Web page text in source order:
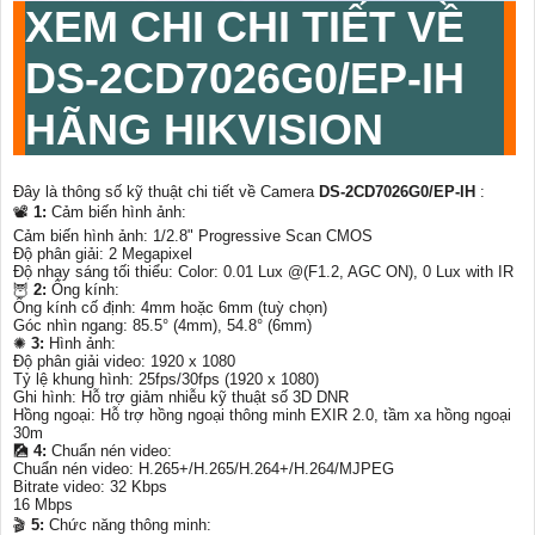
XEM CHI CHI TIẾT VỀ
DS-2CD7026G0/EP-IH
HÃNG HIKVISION
Đây là thông số kỹ thuật chi tiết về Camera DS-2CD7026G0/EP-IH :
📽 1: Cảm biến hình ảnh:
Cảm biến hình ảnh: 1/2.8" Progressive Scan CMOS
Độ phân giải: 2 Megapixel
Độ nhạy sáng tối thiểu: Color: 0.01 Lux @(F1.2, AGC ON), 0 Lux with IR
🦉 2: Ống kính:
Ống kính cố định: 4mm hoặc 6mm (tuỳ chọn)
Góc nhìn ngang: 85.5° (4mm), 54.8° (6mm)
✺ 3: Hình ảnh:
Độ phân giải video: 1920 x 1080
Tỷ lệ khung hình: 25fps/30fps (1920 x 1080)
Ghi hình: Hỗ trợ giảm nhiễu kỹ thuật số 3D DNR
Hồng ngoại: Hỗ trợ hồng ngoại thông minh EXIR 2.0, tầm xa hồng ngoại
30m
🎑 4: Chuẩn nén video:
Chuẩn nén video: H.265+/H.265/H.264+/H.264/MJPEG
Bitrate video: 32 Kbps
16 Mbps
🎬 5: Chức năng thông minh: